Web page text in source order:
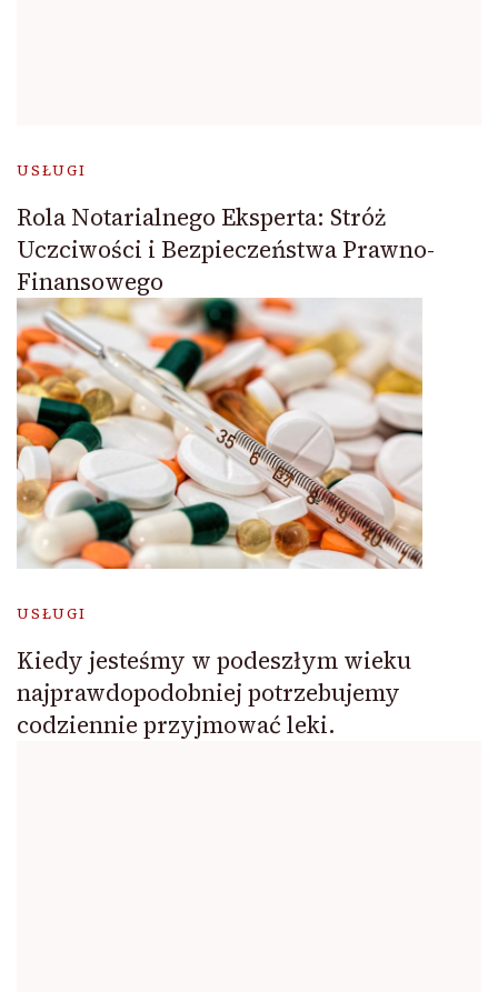
USŁUGI
Rola Notarialnego Eksperta: Stróż
Uczciwości i Bezpieczeństwa Prawno-
Finansowego
USŁUGI
Kiedy jesteśmy w podeszłym wieku
najprawdopodobniej potrzebujemy
codziennie przyjmować leki.